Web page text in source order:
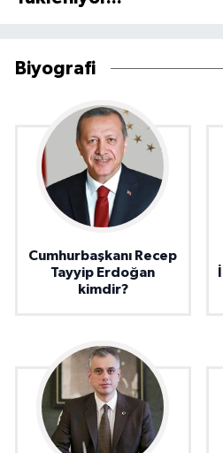
Biyografi
Cumhurbaşkanı Recep
Tayyip Erdoğan
kimdir?